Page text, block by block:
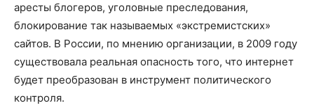
аресты блогеров, уголовные преследования,
блокирование так называемых «экстремистских»
сайтов. В России, по мнению организации, в 2009 году
существовала реальная опасность того, что интернет
будет преобразован в инструмент политического
контроля.